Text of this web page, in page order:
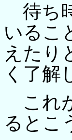
待ち
いるこ
えたり
く了解
これ
るとこ